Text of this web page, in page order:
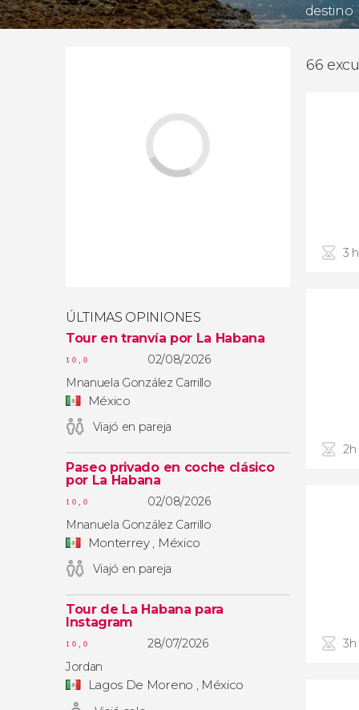
destino
ÚLTIMAS OPINIONES
Tour en tranvía por La Habana
10,0
02/08/2026
Mnanuela González Carrillo
México
Viajó en pareja
Paseo privado en coche clásico
por La Habana
10,0
02/08/2026
Mnanuela González Carrillo
Monterrey , México
Viajó en pareja
Tour de La Habana para
Instagram
10,0
28/07/2026
Jordan
Lagos De Moreno , México
66
3
3h